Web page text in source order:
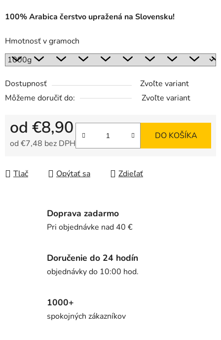
100% Arabica čerstvo upražená na Slovensku!
Hmotnosť v gramoch
Dostupnosť
Zvoľte variant
Môžeme doručiť do:
Zvoľte variant
od €8,90
od €7,48 bez DPH
DO KOŠÍKA
Tlač Opýtať sa Zdieľať
Doprava zadarmo
Pri objednávke nad 40 €
Doručenie do 24 hodín
objednávky do 10:00 hod.
1000+
spokojných zákazníkov